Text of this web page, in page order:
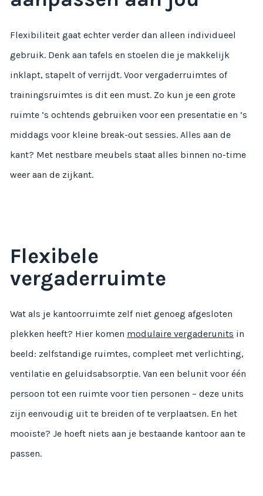
Flexibiliteit gaat echter verder dan alleen individueel
gebruik. Denk aan tafels en stoelen die je makkelijk
inklapt, stapelt of verrijdt. Voor vergaderruimtes of
trainingsruimtes is dit een must. Zo kun je een grote
ruimte ’s ochtends gebruiken voor een presentatie en ’s
middags voor kleine break-out sessies. Alles aan de
kant? Met nestbare meubels staat alles binnen no-time
weer aan de zijkant.
Flexibele
vergaderruimte
Wat als je kantoorruimte zelf niet genoeg afgesloten
plekken heeft? Hier komen modulaire vergaderunits in
beeld: zelfstandige ruimtes, compleet met verlichting,
ventilatie en geluidsabsorptie. Van een belunit voor één
persoon tot een ruimte voor tien personen – deze units
zijn eenvoudig uit te breiden of te verplaatsen. En het
mooiste? Je hoeft niets aan je bestaande kantoor aan te
passen.